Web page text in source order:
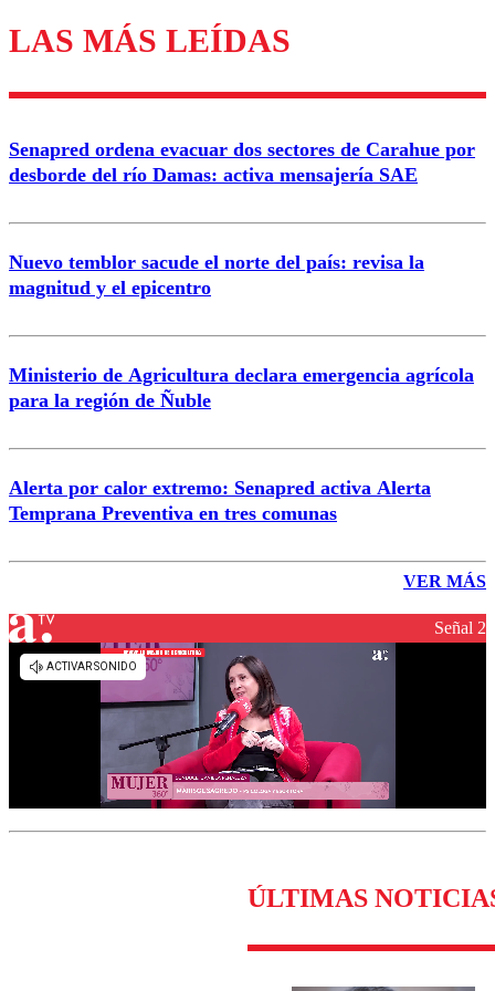
Enviar comentario
LAS MÁS LEÍDAS
Senapred ordena evacuar dos sectores de Carahue por
desborde del río Damas: activa mensajería SAE
Nuevo temblor sacude el norte del país: revisa la
magnitud y el epicentro
Ministerio de Agricultura declara emergencia agrícola
para la región de Ñuble
Alerta por calor extremo: Senapred activa Alerta
Temprana Preventiva en tres comunas
VER MÁS
Señal 2
ÚLTIMAS